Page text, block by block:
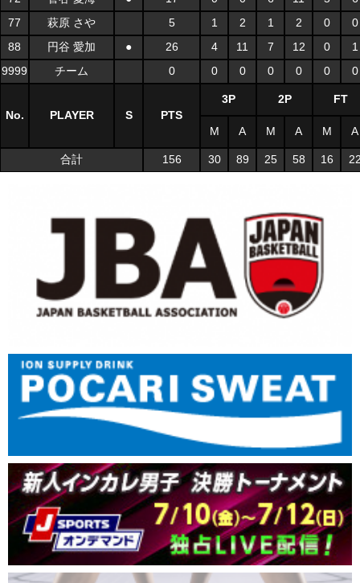
77
萩原 さや 5 1 2 1 2 0
0
88
円谷 愛加 ● 26 4 11 7 12 0
1
9999
チーム 0 0 0 0 0 0 0
No. PLAYER S PTS
3P 2P FT
M A M A M A
合計 156 30 89 25 58 16